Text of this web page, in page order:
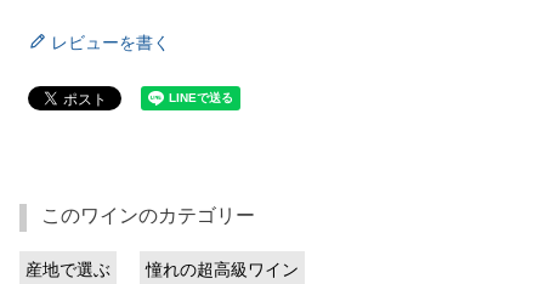
レビューを書く
このワインのカテゴリー
産地で選ぶ 憧れの超高級ワイン